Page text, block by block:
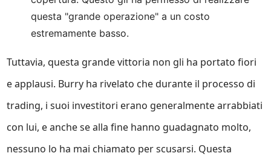
questa "grande operazione" a un costo
estremamente basso.
Tuttavia, questa grande vittoria non gli ha portato fiori
e applausi. Burry ha rivelato che durante il processo di
trading, i suoi investitori erano generalmente arrabbiati
con lui, e anche se alla fine hanno guadagnato molto,
nessuno lo ha mai chiamato per scusarsi. Questa